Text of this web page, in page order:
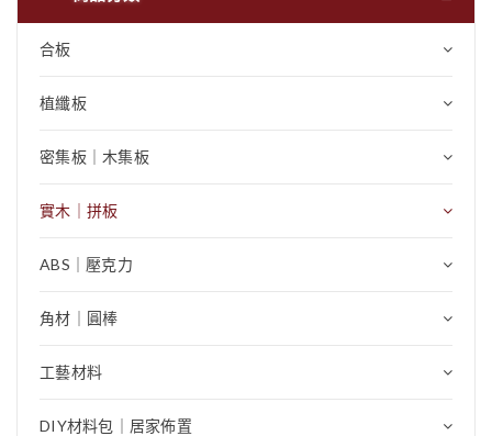
合板
植纖板
密集板｜木集板
實木｜拼板
ABS｜壓克力
角材｜圓棒
工藝材料
DIY材料包｜居家佈置